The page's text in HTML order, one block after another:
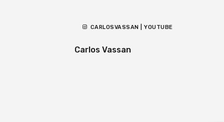
CARLOSVASSAN | YOUTUBE
Carlos Vassan